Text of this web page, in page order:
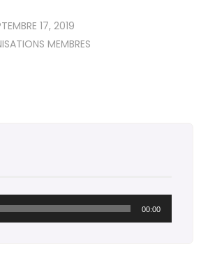
17, 2019
MEMBRES
00:00